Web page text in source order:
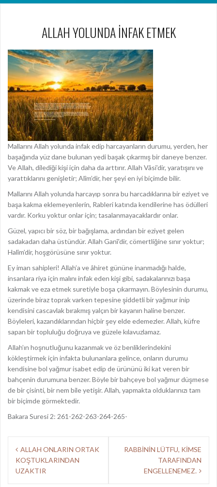
ALLAH YOLUNDA İNFAK ETMEK
Mallarını Allah yolunda infak edip harcayanların durumu, yerden, her
başağında yüz dane bulunan yedi başak çıkarmış bir daneye benzer.
Ve Allah, dilediği kişi için daha da arttırır. Allah Vâsi’dir, yaratışını ve
yarattıklarını genişletir; Alîm’dir, her şeyi en iyi biçimde bilir.
Mallarını Allah yolunda harcayıp sonra bu harcadıklarına bir eziyet ve
başa kakma eklemeyenlerin, Rableri katında kendilerine has ödülleri
vardır. Korku yoktur onlar için; tasalanmayacaklardır onlar.
Güzel, yapıcı bir söz, bir bağışlama, ardından bir eziyet gelen
sadakadan daha üstündür. Allah Ganî’dir, cömertliğine sınır yoktur;
Halîm’dir, hoşgörüsüne sınır yoktur.
Ey iman sahipleri! Allah’a ve âhiret gününe inanmadığı halde,
insanlara riya için malını infak eden kişi gibi, sadakalarınızı başa
kakmak ve eza etmek suretiyle boşa çıkarmayın. Böylesinin durumu,
üzerinde biraz toprak varken tepesine şiddetli bir yağmur inip
kendisini cascavlak bırakmış yalçın bir kayanın haline benzer.
Böyleleri, kazandıklarından hiçbir şey elde edemezler. Allah, küfre
sapan bir topluluğu doğruya ve güzele kılavuzlamaz.
Allah’ın hoşnutluğunu kazanmak ve öz benliklerindekini
kökleştirmek için infakta bulunanlara gelince, onların durumu
kendisine bol yağmur isabet edip de ürününü iki kat veren bir
bahçenin durumuna benzer. Böyle bir bahçeye bol yağmur düşmese
de bir çisinti, bir nem bile yetişir. Allah, yapmakta olduklarınızı tam
bir biçimde görmektedir.
Bakara Suresi 2: 261-262-263-264-265-
ALLAH ONLARIN ORTAK
KOŞTUKLARINDAN
UZAKTIR
RABBİNİN LÜTFU, KİMSE
TARAFINDAN
ENGELLENEMEZ.